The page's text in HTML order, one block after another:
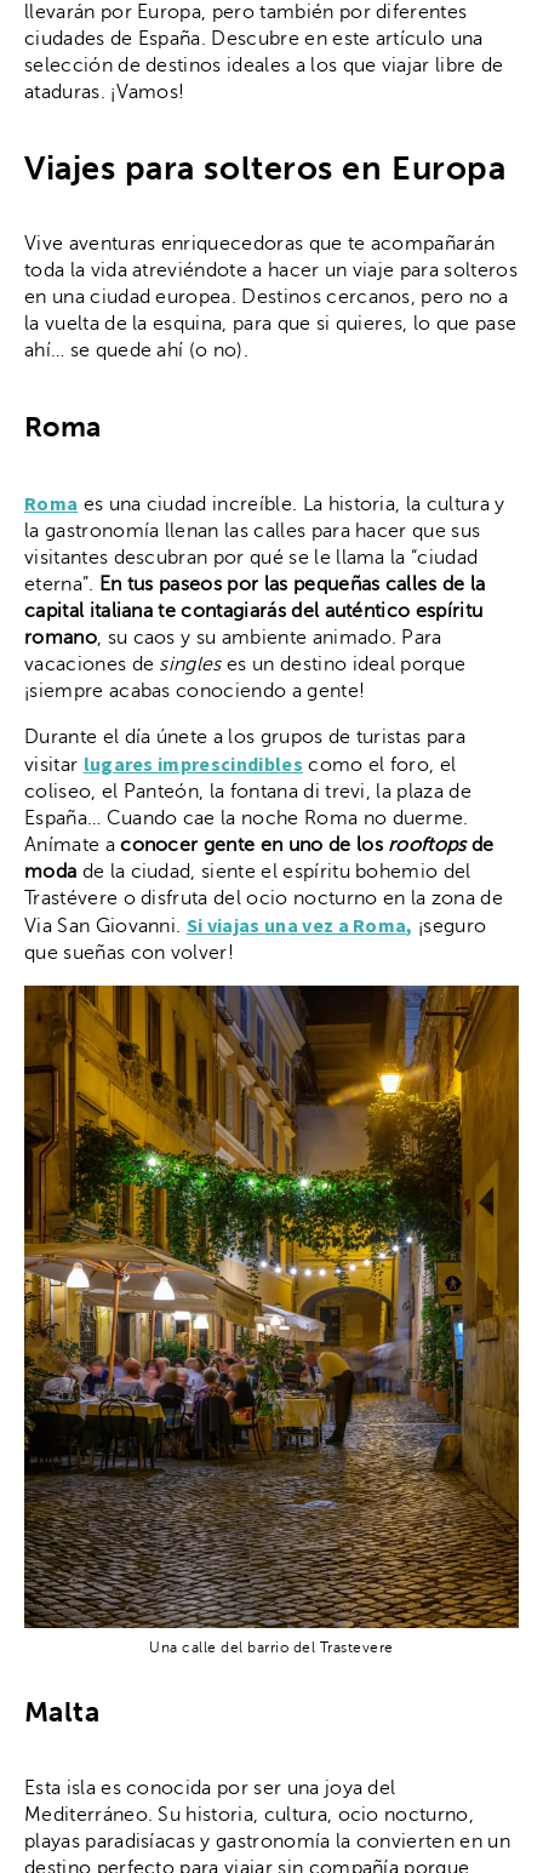
llevarán por Europa, pero también por diferentes
ciudades de España. Descubre en este artículo una
selección de destinos ideales a los que viajar libre de
ataduras. ¡Vamos!
Viajes para solteros en Europa
Vive aventuras enriquecedoras que te acompañarán
toda la vida atreviéndote a hacer un viaje para solteros
en una ciudad europea. Destinos cercanos, pero no a
la vuelta de la esquina, para que si quieres, lo que pase
ahí… se quede ahí (o no).
Roma
Roma es una ciudad increíble. La historia, la cultura y
la gastronomía llenan las calles para hacer que sus
visitantes descubran por qué se le llama la “ciudad
eterna”. En tus paseos por las pequeñas calles de la
capital italiana te contagiarás del auténtico espíritu
romano, su caos y su ambiente animado. Para
vacaciones de singleses un destino ideal porque
¡siempre acabas conociendo a gente!
Durante el día únete a los grupos de turistas para
visitar lugares imprescindibles como el foro, el
coliseo, el Panteón, la fontana di trevi, la plaza de
España… Cuando cae la noche Roma no duerme.
Anímate aconocer gente en uno de los rooftopsde
moda de la ciudad, siente el espíritu bohemio del
Trastévere o disfruta del ocio nocturno en la zona de
Via San Giovanni. Si viajas una vez a Roma, ¡seguro
que sueñas con volver!
Una calle del barrio del Trastevere
Malta
Esta isla es conocida por ser una joya del
Mediterráneo. Su historia, cultura, ocio nocturno,
playas paradisíacas y gastronomía la convierten en un
destino perfecto para viajar sin compañía porque…